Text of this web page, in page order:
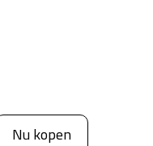
Nu kopen